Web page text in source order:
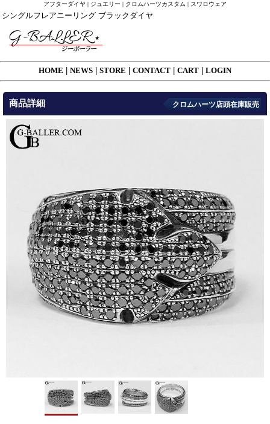
アフターダイヤ | ジュエリー | クロムハーツカスタム | スワロウェア
シングルフレアニーリング ブラックダイヤ
HOME NEWS STORE CONTACT CART LOGIN
商品詳細 クロムハーツ店頭在庫販売